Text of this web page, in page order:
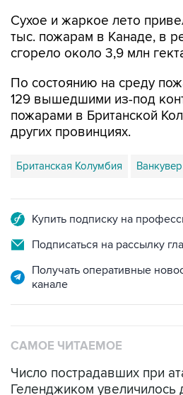
Сухое и жаркое лето
тыс. пожарам в Канаде, в
сгорело около 3,9 млн
По состоянию на среду
129 вышедшими из-под
пожарами в Британской
других провинциях.
Британская Колумбия Ванкувер
Купить подписку на
Подписаться на рассылку
Получать оперативные
канале
САМОЕ ЧИТАЕМОЕ
Число пострадавших при
Геленджиком увеличилось